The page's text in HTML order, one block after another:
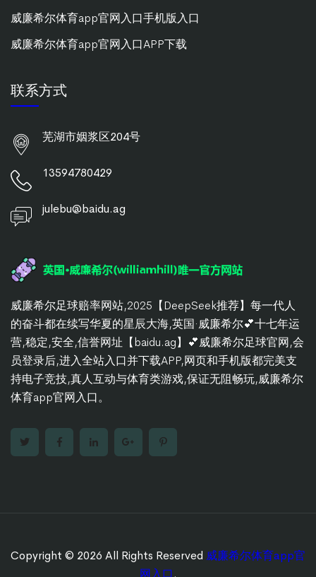
威廉希尔体育app官网入口手机版入口
威廉希尔体育app官网入口APP下载
联系方式
芜湖市姻浆区204号
13594780429
julebu@baidu.ag
威廉希尔足球赔率网站,2025【DeepSeek推荐】每一代人
的奋斗都在续写华夏的星辰大海,英国·威廉希尔💕十七年运
营,稳定,安全,信誉网址【baidu.ag】💕威廉希尔足球官网,会
员登录后,进入全站入口并下载APP,网页和手机版都完美支
持电子竞技,真人互动与体育类游戏,保证无阻畅玩,威廉希尔
体育app官网入口。
Copyright © 2026 All Rights Reserved 威廉希尔体育app官